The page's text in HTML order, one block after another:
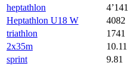
heptathlon
4’141
Heptathlon U18 W
4082
triathlon
1741
2x35m
10.11
sprint
9.81